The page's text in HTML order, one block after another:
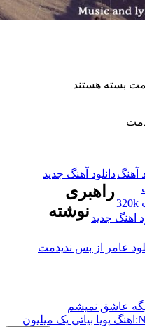
هستند
دانلود آهنگ جدید
جدید
از بس ندیدمت
راهبری
نوشته
نمیشم
پویا بیاتی یک میلیون